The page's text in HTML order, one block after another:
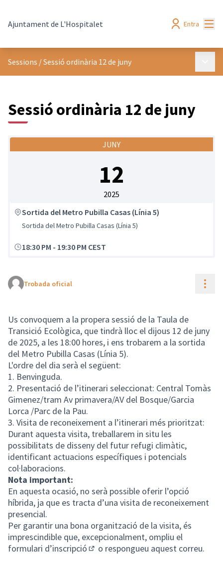
Ajuntament de L'Hospitalet Entra
Sessions /Sessió ordinària 12 de juny
Sessió ordinària 12 de juny
JUNY
12
2025
Sortida del Metro Pubilla Casas (Línia 5)
Sortida del Metro Pubilla Casas (Línia 5)
18:30 PM - 19:30 PM CEST
Trobada oficial
Us convoquem a la propera sessió de la Taula de
Transició Ecològica, que tindrà lloc el dijous 12 de juny
de 2025, a les 18:00 hores, i ens trobarem a la sortida
del Metro Pubilla Casas (Línia 5).
L'ordre del dia serà el següent:
1. Benvinguda.
2. Presentació de l’itinerari seleccionat: Central Tomàs
Gimenez/tram Av primavera/AV del Bosque/Garcia
Lorca /Parc de la Pau.
3. Visita de reconeixement a l’itinerari més prioritzat:
Durant aquesta visita, treballarem in situ les
possibilitats de disseny del futur refugi climàtic,
identificant actuacions específiques i potencials
col·laboracions.
Nota important:
En aquesta ocasió, no serà possible oferir l’opció
híbrida, ja que es tracta d’una visita de reconeixement
presencial.
Per garantir una bona organització de la visita, és
imprescindible que, excepcionalment, ompliu el
formulari d’inscripció
(Enllaç extern)
o respongueu aquest correu.